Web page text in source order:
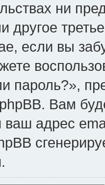
ни
другое
если вы
пароль?»,
Вам
ваш адрес